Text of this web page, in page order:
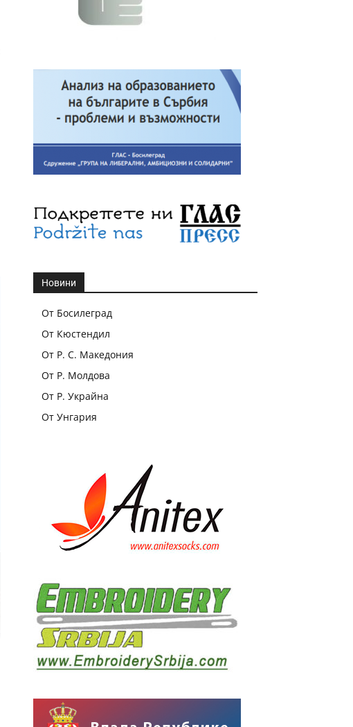
Новини
От Босилеград
От Кюстендил
От Р. С. Македония
От Р. Молдова
От Р. Украйна
От Унгария